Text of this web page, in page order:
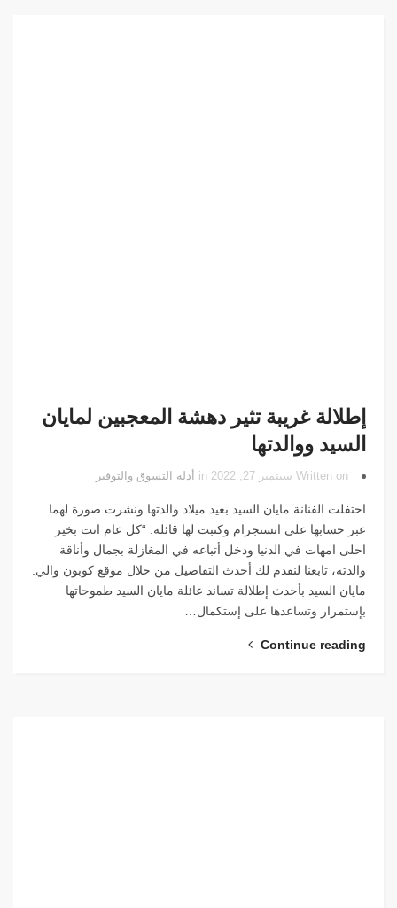
إطلالة غريبة تثير دهشة المعجبين لمايان
السيد ووالدتها
Written on سبتمبر 27, 2022 in أدلة التسوق والتوفير
احتفلت الفنانة مايان السيد بعيد ميلاد والدتها ونشرت صورة لهما
عبر حسابها على انستجرام وكتبت لها قائلة: “كل عام انت بخير
احلى امهات في الدنيا ودخل أتباعه في المغازلة بجمال وأناقة
والدته، تابعنا لنقدم لك أحدث التفاصيل من خلال موقع كوبون والي.
مايان السيد بأحدث إطلالة تساند عائلة مايان السيد طموحاتها
بإستمرار وتساعدها على إستكمال…
Continue reading